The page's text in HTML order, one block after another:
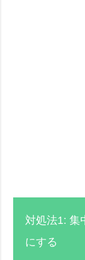
対処法1: 集
にする